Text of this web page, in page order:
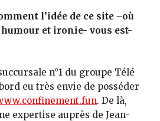
l’idée de ce site –où
et ironie- vous est-
n°1 du groupe Télé
eu très envie de posséder
. De là,
expertise auprès de Jean-